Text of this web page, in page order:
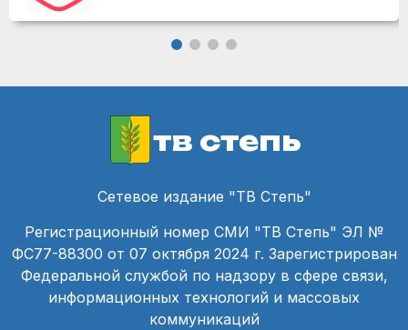
тв степь
Сетевое издание "ТВ Степь"
Регистрационный номер СМИ "ТВ Степь" ЭЛ №
ФС77-88300 от 07 октября 2024 г. Зарегистрирован
Федеральной службой по надзору в сфере связи,
информационных технологий и массовых
коммуникаций